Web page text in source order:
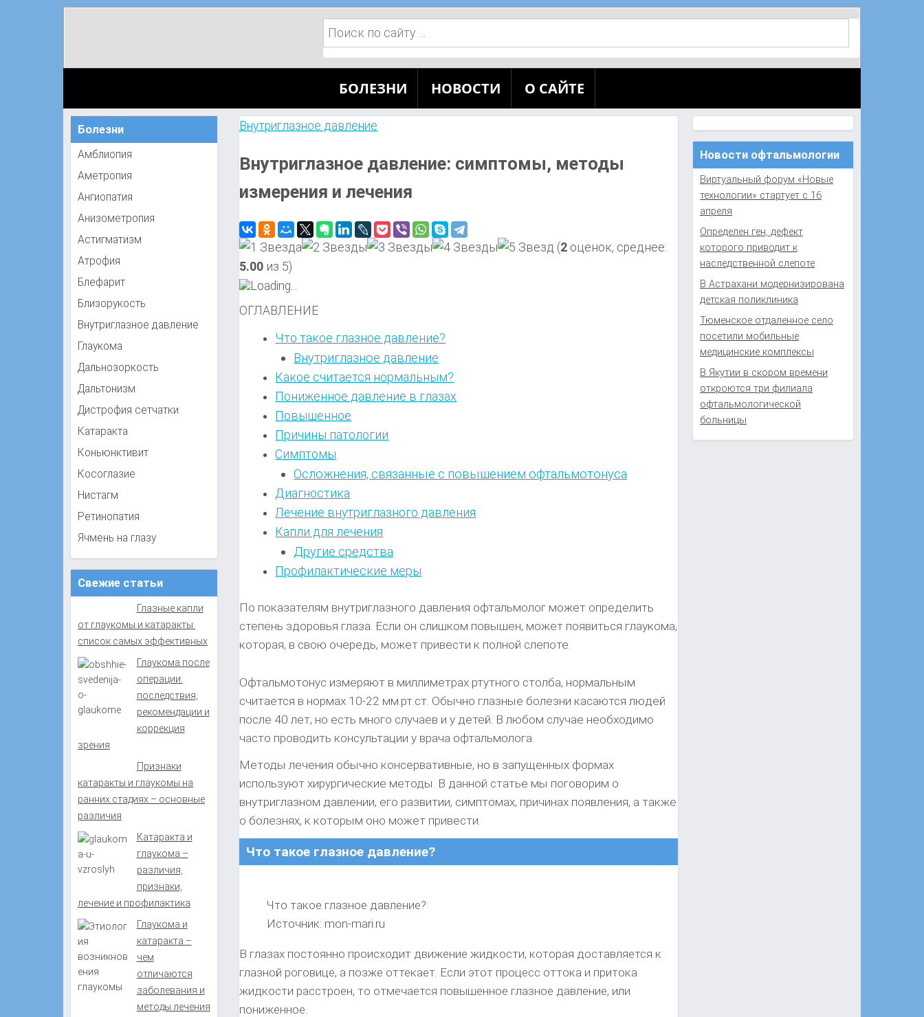
Поиск:
БОЛЕЗНИ НОВОСТИ О САЙТЕ
Внутриглазное давление
Внутриглазное давление: симптомы, методы
измерения и лечения
(2 оценок, среднее:
5.00 из 5)
Loading...
ОГЛАВЛЕНИЕ
Что такое глазное давление?
Внутриглазное давление
Какое считается нормальным?
Пониженное давление в глазах
Повышенное
Причины патологии
Симптомы
Осложнения, связанные с повышением офтальмотонуса
Диагностика
Лечение внутриглазного давления
Капли для лечения
Другие средства
Профилактические меры
По показателям внутриглазного давления офтальмолог может определить
степень здоровья глаза. Если он слишком повышен, может появиться глаукома,
которая, в свою очередь, может привести к полной слепоте.
Офтальмотонус измеряют в миллиметрах ртутного столба, нормальным
считается в нормах 10-22 мм.рт.ст. Обычно глазные болезни касаются людей
после 40 лет, но есть много случаев и у детей. В любом случае необходимо
часто проводить консультации у врача офтальмолога.
Методы лечения обычно консервативные, но в запущенных формах
используют хирургические методы. В данной статье мы поговорим о
внутриглазном давлении, его развитии, симптомах, причинах появления, а также
о болезнях, к которым оно может привести.
Что такое глазное давление?
Что такое глазное давление?
Источник: mon-mari.ru
В глазах постоянно происходит движение жидкости, которая доставляется к
глазной роговице, а позже оттекает. Если этот процесс оттока и притока
жидкости расстроен, то отмечается повышенное глазное давление, или
пониженное.
Болезни
Амблиопия
Аметропия
Ангиопатия
Анизометропия
Астигматизм
Атрофия
Блефарит
Близорукость
Внутриглазное давление
Глаукома
Дальнозоркость
Дальтонизм
Дистрофия сетчатки
Катаракта
Коньюнктивит
Косоглазие
Нистагм
Ретинопатия
Ячмень на глазу
Свежие статьи
Глазные капли
от глаукомы и катаракты:
список самых эффективных
Глаукома после
операции:
последствия,
рекомендации и
коррекция
зрения
Признаки
катаракты и глаукомы на
ранних стадиях – основные
различия
Катаракта и
глаукома –
различия,
признаки,
лечение и профилактика
Глаукома и
катаракта –
чем
отличаются
заболевания и
методы лечения
Новости офтальмологии
Виртуальный форум «Новые
технологии» стартует с 16
апреля
Определен ген, дефект
которого приводит к
наследственной слепоте
В Астрахани модернизирована
детская поликлиника
Тюменское отдаленное село
посетили мобильные
медицинские комплексы
В Якутии в скором времени
откроются три филиала
офтальмологической
больницы